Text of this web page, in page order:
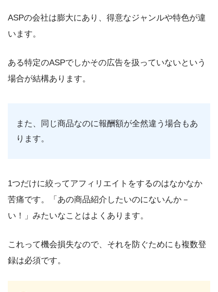
ASPの会社は膨大にあり、得意なジャンルや特色が違
います。
ある特定のASPでしかその広告を扱っていないという
場合が結構あります。
また、同じ商品なのに報酬額が全然違う場合もあ
ります。
1つだけに絞ってアフィリエイトをするのはなかなか
苦痛です。「あの商品紹介したいのにないんか－
い！」みたいなことはよくあります。
これって機会損失なので、それを防ぐためにも複数登
録は必須です。